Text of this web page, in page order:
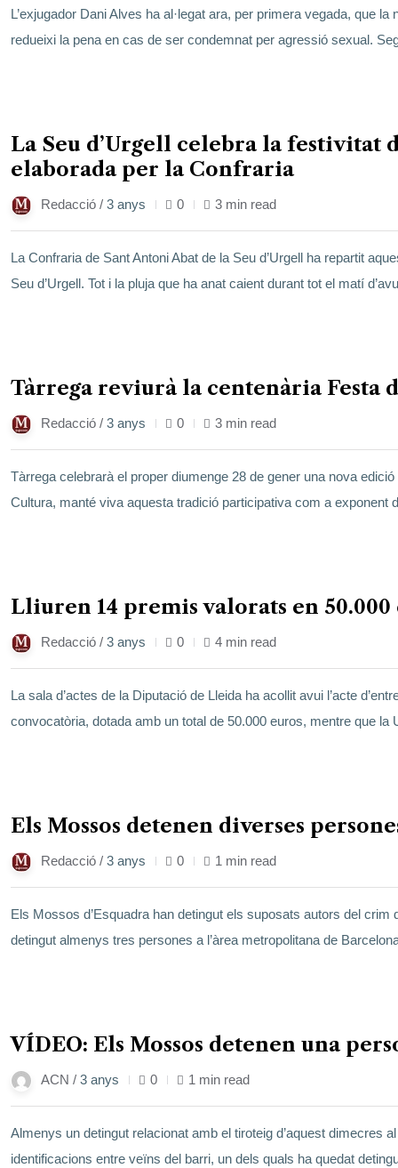
L’exjugador Dani Alves ha al·legat ara, per primera vegada, que
redueixi la pena en cas de ser condemnat per agressió sexual.
gen.
La Seu d’Urgell celebra la festivitat
elaborada per la Confraria
Redacció / 3 anys 0 3 min read
La Confraria de Sant Antoni Abat de la Seu d’Urgell ha repartit
Seu d’Urgell. Tot i la pluja que ha anat caient durant tot el matí
gen.
Tàrrega reviurà la centenària Festa
Redacció / 3 anys 0 3 min read
Tàrrega celebrarà el proper diumenge 28 de gener una nova
Cultura, manté viva aquesta tradició participativa com a
gen.
Lliuren 14 premis valorats en
Redacció / 3 anys 0 4 min read
La sala d’actes de la Diputació de Lleida ha acollit avui l’acte
convocatòria, dotada amb un total de 50.000 euros, mentre que
gen.
Els Mossos detenen diverses
Redacció / 3 anys 0 1 min read
Els Mossos d’Esquadra han detingut els suposats autors del crim
detingut almenys tres persones a l’àrea metropolitana de
gen.
VÍDEO: Els Mossos detenen una
ACN / 3 anys 0 1 min read
Almenys un detingut relacionat amb el tiroteig d’aquest dimecres
identificacions entre veïns del barri, un dels quals ha quedat